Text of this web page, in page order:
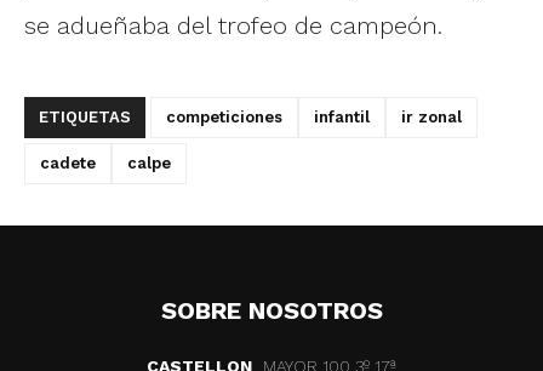
se adueñaba del trofeo de campeón.
ETIQUETAS competiciones infantil ir zonal
cadete calpe
SOBRE NOSOTROS
CASTELLON MAYOR 100 3º 17ª